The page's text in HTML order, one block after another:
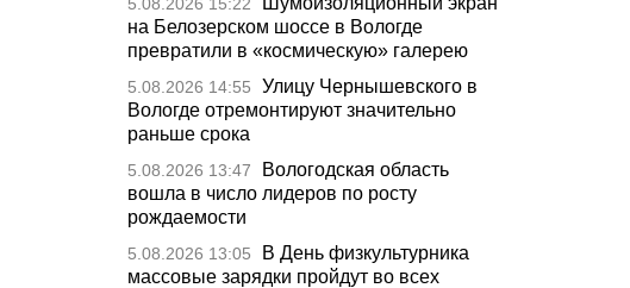
на Белозерском шоссе в Вологде
превратили в «космическую» галерею
5.08.2026 14:55
Улицу Чернышевского в
Вологде отремонтируют значительно
раньше срока
5.08.2026 13:47
Вологодская область
вошла в число лидеров по росту
рождаемости
5.08.2026 13:05
В День физкультурника
массовые зарядки пройдут во всех